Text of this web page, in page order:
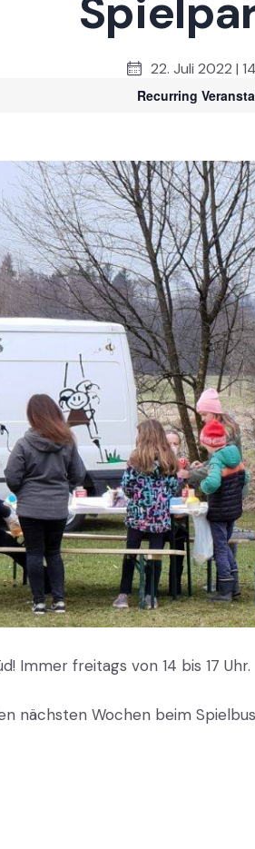
22. Juli 2022 |
Recurring
Immer freitags von 14 bis 17 Uhr.
nächsten Wochen beim